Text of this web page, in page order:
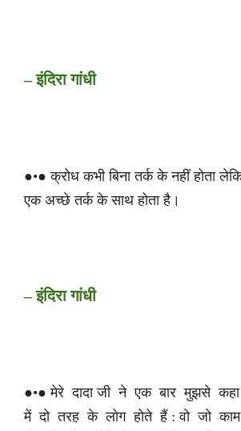
– इंदिरा गांधी
●•● क्रोध कभी बिना तर्क के नहीं होता
एक अच्‍छे तर्क के साथ होता है।
– इंदिरा गांधी
●•● मेरे दादा जी ने एक बार मुझसे
में दो तरह के लोग होते हैं : वो जो